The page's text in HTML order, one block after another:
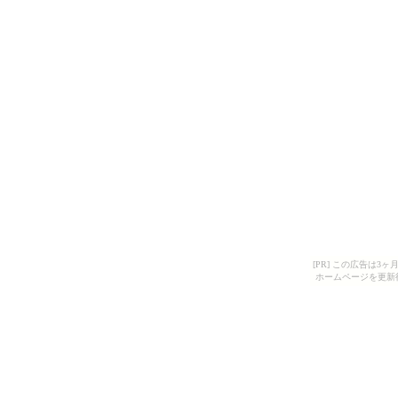
[PR] この広告は3ヶ
ホームページを更